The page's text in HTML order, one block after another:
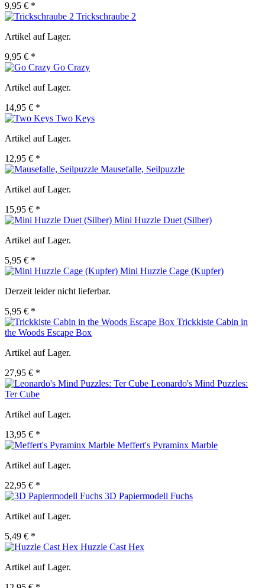
9,95 € *
Trickschraube 2
Artikel auf Lager.
9,95 € *
Go Crazy
Artikel auf Lager.
14,95 € *
Two Keys
Artikel auf Lager.
12,95 € *
Mausefalle, Seilpuzzle
Artikel auf Lager.
15,95 € *
Mini Huzzle Duet (Silber)
Artikel auf Lager.
5,95 € *
Mini Huzzle Cage (Kupfer)
Derzeit leider nicht lieferbar.
5,95 € *
Trickkiste Cabin in
the Woods Escape Box
Artikel auf Lager.
27,95 € *
Leonardo's Mind Puzzles:
Ter Cube
Artikel auf Lager.
13,95 € *
Meffert's Pyraminx Marble
Artikel auf Lager.
22,95 € *
3D Papiermodell Fuchs
Artikel auf Lager.
5,49 € *
Huzzle Cast Hex
Artikel auf Lager.